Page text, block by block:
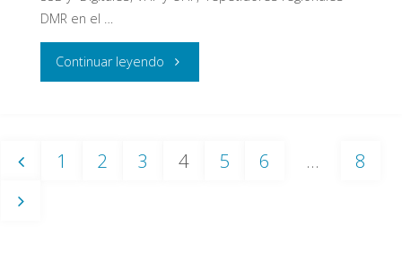
DMR en el …
Continuar leyendo "EH1OLA"
Paginación
1 2 3 4 5 6 … 8